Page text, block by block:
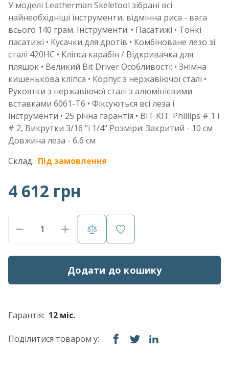
У моделі Leatherman Skeletool зібрані всі
найнеобхідніші інструменти, відмінна риса - вага
всього 140 грам. Інструменти: • Пасатижі • Тонкі
пасатижі • Кусачки для дротів • Комбіноване лезо зі
сталі 420HC • Кліпса карабін / Відкривачка для
пляшок • Великий Bit Driver Особливості: • Знімна
кишенькова кліпса • Корпус з нержавіючої сталі •
Рукоятки з нержавіючої сталі з алюмінієвими
вставками 6061-T6 • Фіксуються всі леза і
інструменти • 25 річна гарантія • BIT KIT: Phillips # 1 і
# 2, Викрутки 3/16 "і 1/4" Розміри: Закритий - 10 см
Довжина леза - 6,6 см
Склад: Під замовлення
4 612 грн
Додати до кошику
Гарантія: 12 міс.
Поділитися товаром у: